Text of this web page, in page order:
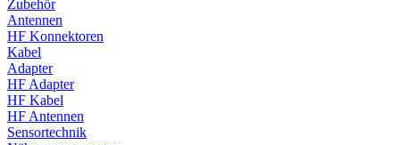
Zubehör
Antennen
HF Konnektoren
Kabel
Adapter
HF Adapter
HF Kabel
HF Antennen
Sensortechnik